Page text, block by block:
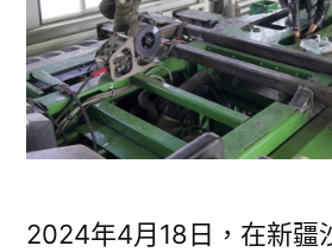
2024年4月18日，在新疆